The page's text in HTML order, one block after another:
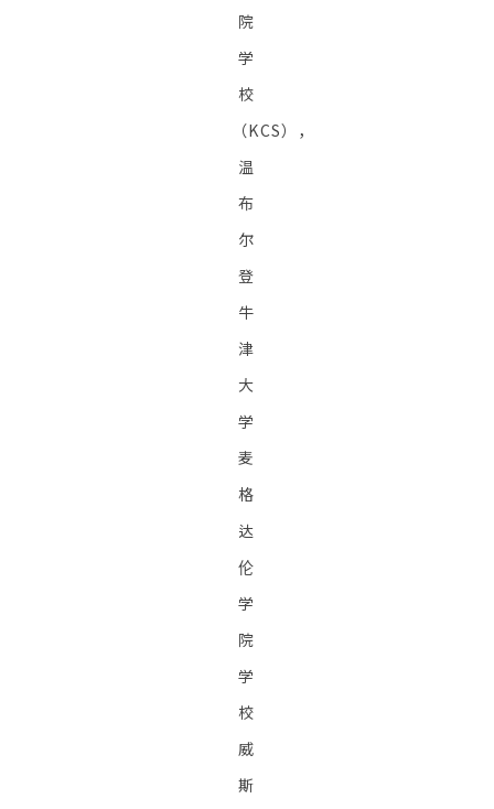
院
学
校
（KCS），
温
布
尔
登
牛
津
大
学
麦
格
达
伦
学
院
学
校
威
斯